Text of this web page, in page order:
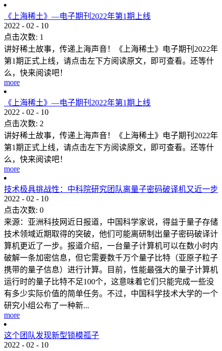
《上海稀土》—电子期刊2022年第1期上线
2022 - 02 - 10
点击次数: 1
讲好稀土故事，传递上海声音！《上海稀土》电子期刊2022年
第1期正式上线，请点击左下方阅读原文，即可查看。还等什
么，快来阅读吧！
more
《上海稀土》—电子期刊2022年第1期上线
2022 - 02 - 10
点击次数: 2
讲好稀土故事，传递上海声音！《上海稀土》电子期刊2022年
第1期正式上线，请点击左下方阅读原文，即可查看。还等什
么，快来阅读吧！
more
技术极具挑战性：中科院研究团队离量子密码破译机又近一步
2022 - 02 - 10
点击次数: 0
来源：亚洲科技网近日报道，中国科学家说，得益于量子存储
技术领域近期取得的突破，他们可能离研制出量子密码破译计
算机更近了一步。报道介绍，一台量子计算机可以在数小时内
破解一条加密信息，但它需要数千万个量子比特（亚原子粒子
携带的量子信息）进行计算。目前，性能最强大的量子计算机
运行时的量子比特不足100个，这意味着它们只能完成一些没
有多少实际价值的简单任务。不过，中国科学技术大学的一个
研究小组公布了一种新...
more
这个团队发现新型锁模孤子
2022 - 02 - 10